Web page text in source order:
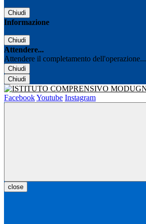
Chiudi
Informazione
Chiudi
Attendere...
Attendere il completamento dell'operazione...
Chiudi
Chiudi
FacebookYoutube Instagram
close